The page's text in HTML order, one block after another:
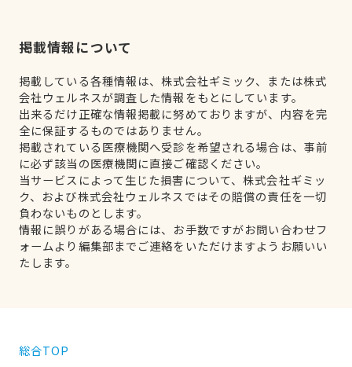
掲載情報について
掲載している各種情報は、株式会社ギミック、または株式
会社ウェルネスが調査した情報をもとにしています。
出来るだけ正確な情報掲載に努めておりますが、内容を完
全に保証するものではありません。
掲載されている医療機関へ受診を希望される場合は、事前
に必ず該当の医療機関に直接ご確認ください。
当サービスによって生じた損害について、株式会社ギミッ
ク、および株式会社ウェルネスではその賠償の責任を一切
負わないものとします。
情報に誤りがある場合には、お手数ですがお問い合わせフ
ォームより編集部までご連絡をいただけますようお願いい
たします。
総合TOP